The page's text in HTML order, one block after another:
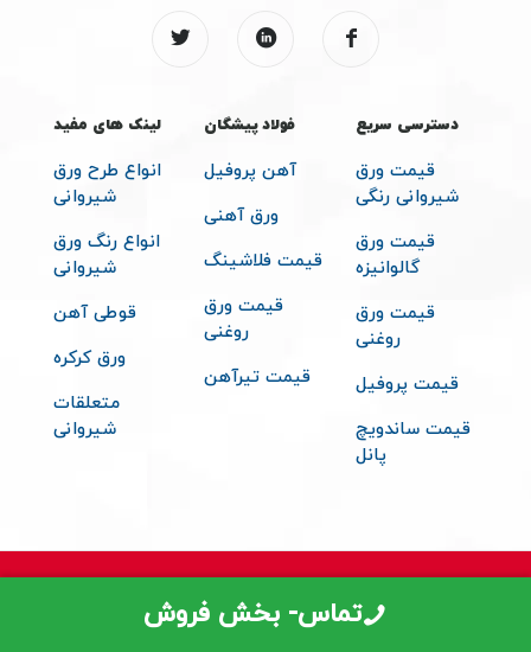
دسترسی سریع
قیمت ورق
شیروانی رنگی
قیمت ورق
گالوانیزه
قیمت ورق
روغنی
قیمت پروفیل
قیمت ساندویچ
پانل
فولاد پیشگان
آهن پروفیل
ورق آهنی
قیمت فلاشینگ
قیمت ورق
روغنی
قیمت تیرآهن
لینک های مفید
انواع طرح ورق
شیروانی
انواع رنگ ورق
شیروانی
قوطی آهن
ورق کرکره
متعلقات
شیروانی
طراحی توسط سایت دیزاین
تماس- بخش فروش